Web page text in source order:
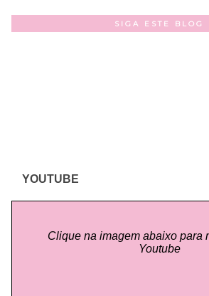
SIGA ESTE BLOG
YOUTUBE
Clique na imagem abaixo para
Youtube